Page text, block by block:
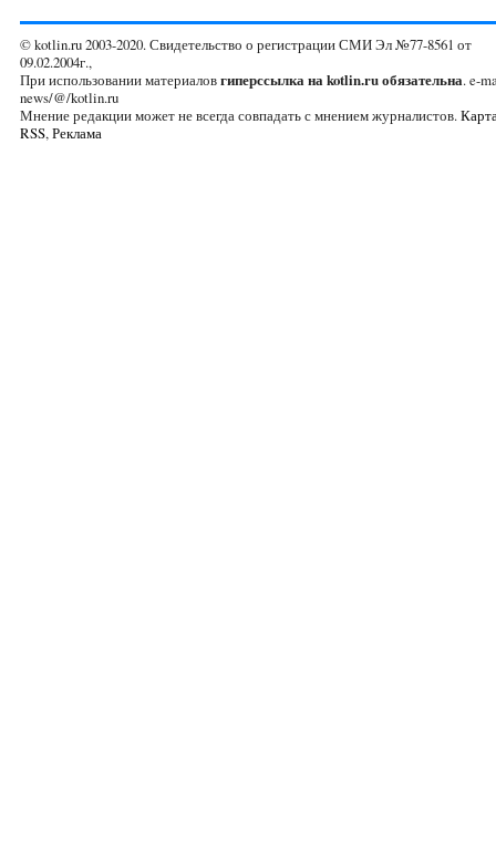
© kotlin.ru 2003-2020. Свидетельство о регистрации СМИ Эл №77-8561 от
09.02.2004г.,
При использовании материаловгиперссылка на kotlin.ru обязательна. e-
news/@/kotlin.ru
Мнение редакции может не всегда совпадать с мнением журналистов.
RSS,Реклама